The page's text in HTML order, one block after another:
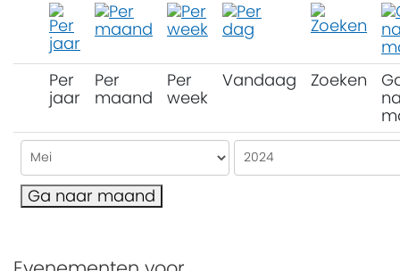
Per
jaar
Per
maand
Per
week
Vandaag Zoeken
Ga naar maand